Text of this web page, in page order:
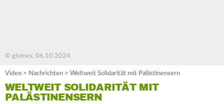
© glomex, 06.10.2024
Video > Nachrichten > Weltweit Solidarität mit Palästinensern
WELTWEIT SOLIDARITÄT MIT
PALÄSTINENSERN